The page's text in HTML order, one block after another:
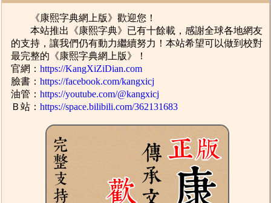
《康熙字典網上版》歡迎您！
本站推出《康熙字典》已有十餘載，感謝全球各地網友
的支持，讓我們仍有動力繼續努力！本站希望可以做到校對
最完整的《康熙字典網上版》！
官網：https://KangXiZiDian.com
臉書：https://facebook.com/kangxicj
油管：https://youtube.com/@kangxicj
Ｂ站：https://space.bilibili.com/362131683